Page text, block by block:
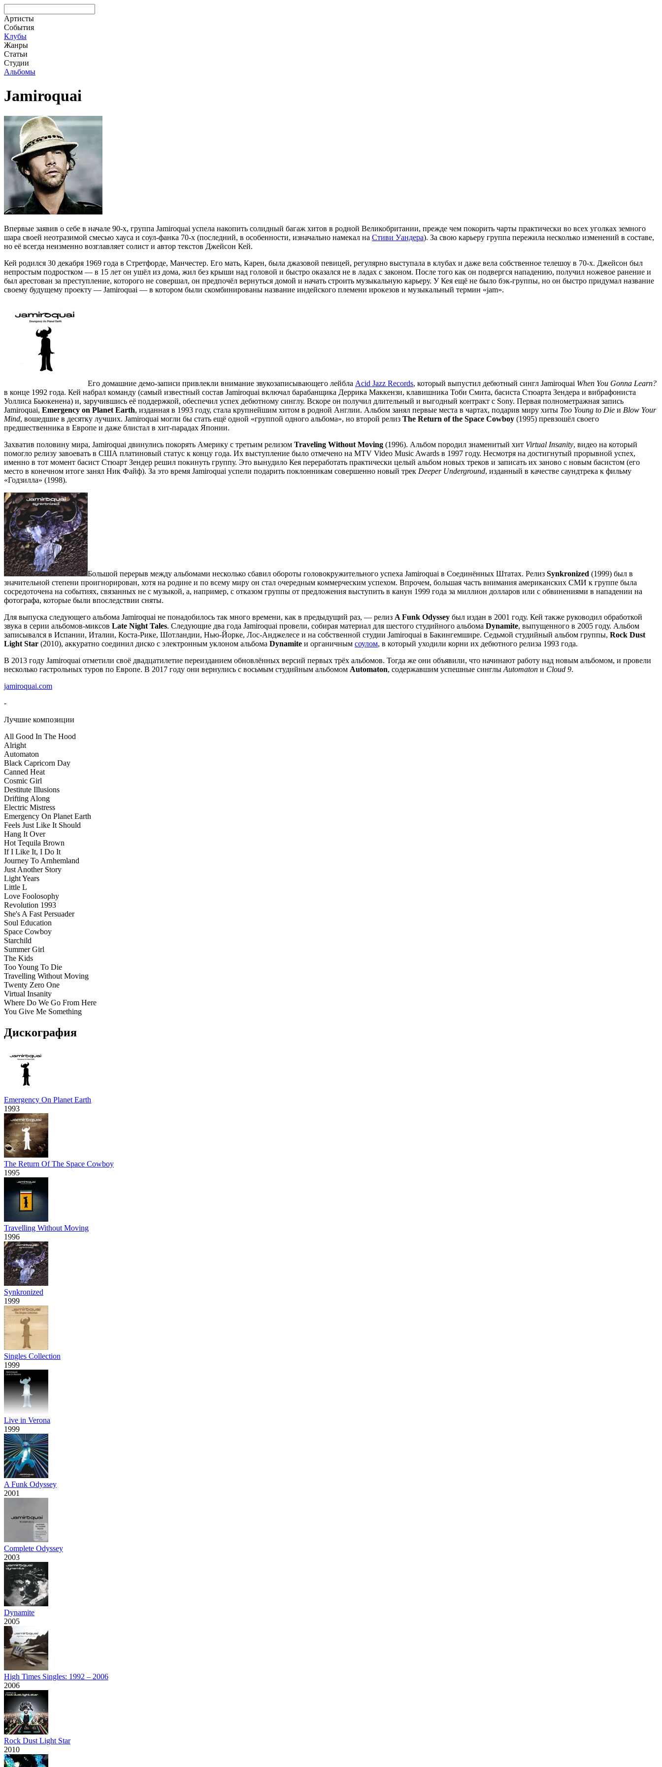
Артисты
События
Клубы
Жанры
Статьи
Студии
Альбомы
Jamiroquai
Впервые заявив о себе в начале 90-х, группа Jamiroquai успела накопить солидный багаж хитов в родной Великобритании, прежде чем покорить чарты практически во всех уголках земного
шара своей неотразимой смесью хауса и соул-фанка 70-х (последний, в особенности, изначально намекал на Стиви Уандера). За свою карьеру группа пережила несколько изменений в составе,
но её всегда неизменно возглавляет солист и автор текстов Джейсон Кей.
Кей родился 30 декабря 1969 года в Стретфорде, Манчестер. Его мать, Карен, была джазовой певицей, регулярно выступала в клубах и даже вела собственное телешоу в 70-х. Джейсон был
непростым подростком — в 15 лет он ушёл из дома, жил без крыши над головой и быстро оказался не в ладах с законом. После того как он подвергся нападению, получил ножевое ранение и
был арестован за преступление, которого не совершал, он предпочёл вернуться домой и начать строить музыкальную карьеру. У Кея ещё не было бэк-группы, но он быстро придумал название
своему будущему проекту — Jamiroquai — в котором были скомбинированы название индейского племени ирокезов и музыкальный термин «jam».
Его домашние демо-записи привлекли внимание звукозаписывающего лейбла Acid Jazz Records, который выпустил дебютный сингл Jamiroquai When You Gonna Learn?
в конце 1992 года. Кей набрал команду (самый известный состав Jamiroquai включал барабанщика Деррика Маккензи, клавишника Тоби Смита, басиста Стюарта Зендера и вибрафониста
Уоллиса Бьюкенена) и, заручившись её поддержкой, обеспечил успех дебютному синглу. Вскоре он получил длительный и выгодный контракт с Sony. Первая полнометражная запись
Jamiroquai, Emergency on Planet Earth, изданная в 1993 году, стала крупнейшим хитом в родной Англии. Альбом занял первые места в чартах, подарив миру хиты Too Young to Die и Blow Your
Mind, вошедшие в десятку лучших. Jamiroquai могли бы стать ещё одной «группой одного альбома», но второй релиз The Return of the Space Cowboy (1995) превзошёл своего
предшественника в Европе и даже блистал в хит-парадах Японии.
Захватив половину мира, Jamiroquai двинулись покорять Америку с третьим релизом Traveling Without Moving (1996). Альбом породил знаменитый хит Virtual Insanity, видео на который
помогло релизу завоевать в США платиновый статус к концу года. Их выступление было отмечено на MTV Video Music Awards в 1997 году. Несмотря на достигнутый прорывной успех,
именно в тот момент басист Стюарт Зендер решил покинуть группу. Это вынудило Кея переработать практически целый альбом новых треков и записать их заново с новым басистом (его
место в конечном итоге занял Ник Файф). За это время Jamiroquai успели подарить поклонникам совершенно новый трек Deeper Underground, изданный в качестве саундтрека к фильму
«Годзилла» (1998).
Большой перерыв между альбомами несколько сбавил обороты головокружительного успеха Jamiroquai в Соединённых Штатах. Релиз Synkronized (1999) был в
значительной степени проигнорирован, хотя на родине и по всему миру он стал очередным коммерческим успехом. Впрочем, большая часть внимания американских СМИ к группе была
сосредоточена на событиях, связанных не с музыкой, а, например, с отказом группы от предложения выступить в канун 1999 года за миллион долларов или с обвинениями в нападении на
фотографа, которые были впоследствии сняты.
Для выпуска следующего альбома Jamiroquai не понадобилось так много времени, как в предыдущий раз, — релиз A Funk Odyssey был издан в 2001 году. Кей также руководил обработкой
звука в серии альбомов-миксов Late Night Tales. Следующие два года Jamiroquai провели, собирая материал для шестого студийного альбома Dynamite, выпущенного в 2005 году. Альбом
записывался в Испании, Италии, Коста-Рике, Шотландии, Нью-Йорке, Лос-Анджелесе и на собственной студии Jamiroquai в Бакингемшире. Седьмой студийный альбом группы, Rock Dust
Light Star (2010), аккуратно соединил диско с электронным уклоном альбома Dynamite и органичным соулом, в который уходили корни их дебютного релиза 1993 года.
В 2013 году Jamiroquai отметили своё двадцатилетие переизданием обновлённых версий первых трёх альбомов. Тогда же они объявили, что начинают работу над новым альбомом, и провели
несколько гастрольных туров по Европе. В 2017 году они вернулись с восьмым студийным альбомом Automaton, содержавшим успешные синглы Automaton и Cloud 9.
jamiroquai.com
-
Лучшие композиции
All Good In The Hood
Alright
Automaton
Black Capricorn Day
Canned Heat
Cosmic Girl
Destitute Illusions
Drifting Along
Electric Mistress
Emergency On Planet Earth
Feels Just Like It Should
Hang It Over
Hot Tequila Brown
If I Like It, I Do It
Journey To Arnhemland
Just Another Story
Light Years
Little L
Love Foolosophy
Revolution 1993
She's A Fast Persuader
Soul Education
Space Cowboy
Starchild
Summer Girl
The Kids
Too Young To Die
Travelling Without Moving
Twenty Zero One
Virtual Insanity
Where Do We Go From Here
You Give Me Something
Дискография
Emergency On Planet Earth
1993
The Return Of The Space Cowboy
1995
Travelling Without Moving
1996
Synkronized
1999
Singles Collection
1999
Live in Verona
1999
A Funk Odyssey
2001
Complete Odyssey
2003
Dynamite
2005
High Times Singles: 1992 – 2006
2006
Rock Dust Light Star
2010